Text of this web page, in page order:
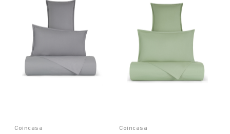
Coincasa Coincasa